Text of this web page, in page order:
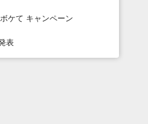
ケて キャンペーン
表